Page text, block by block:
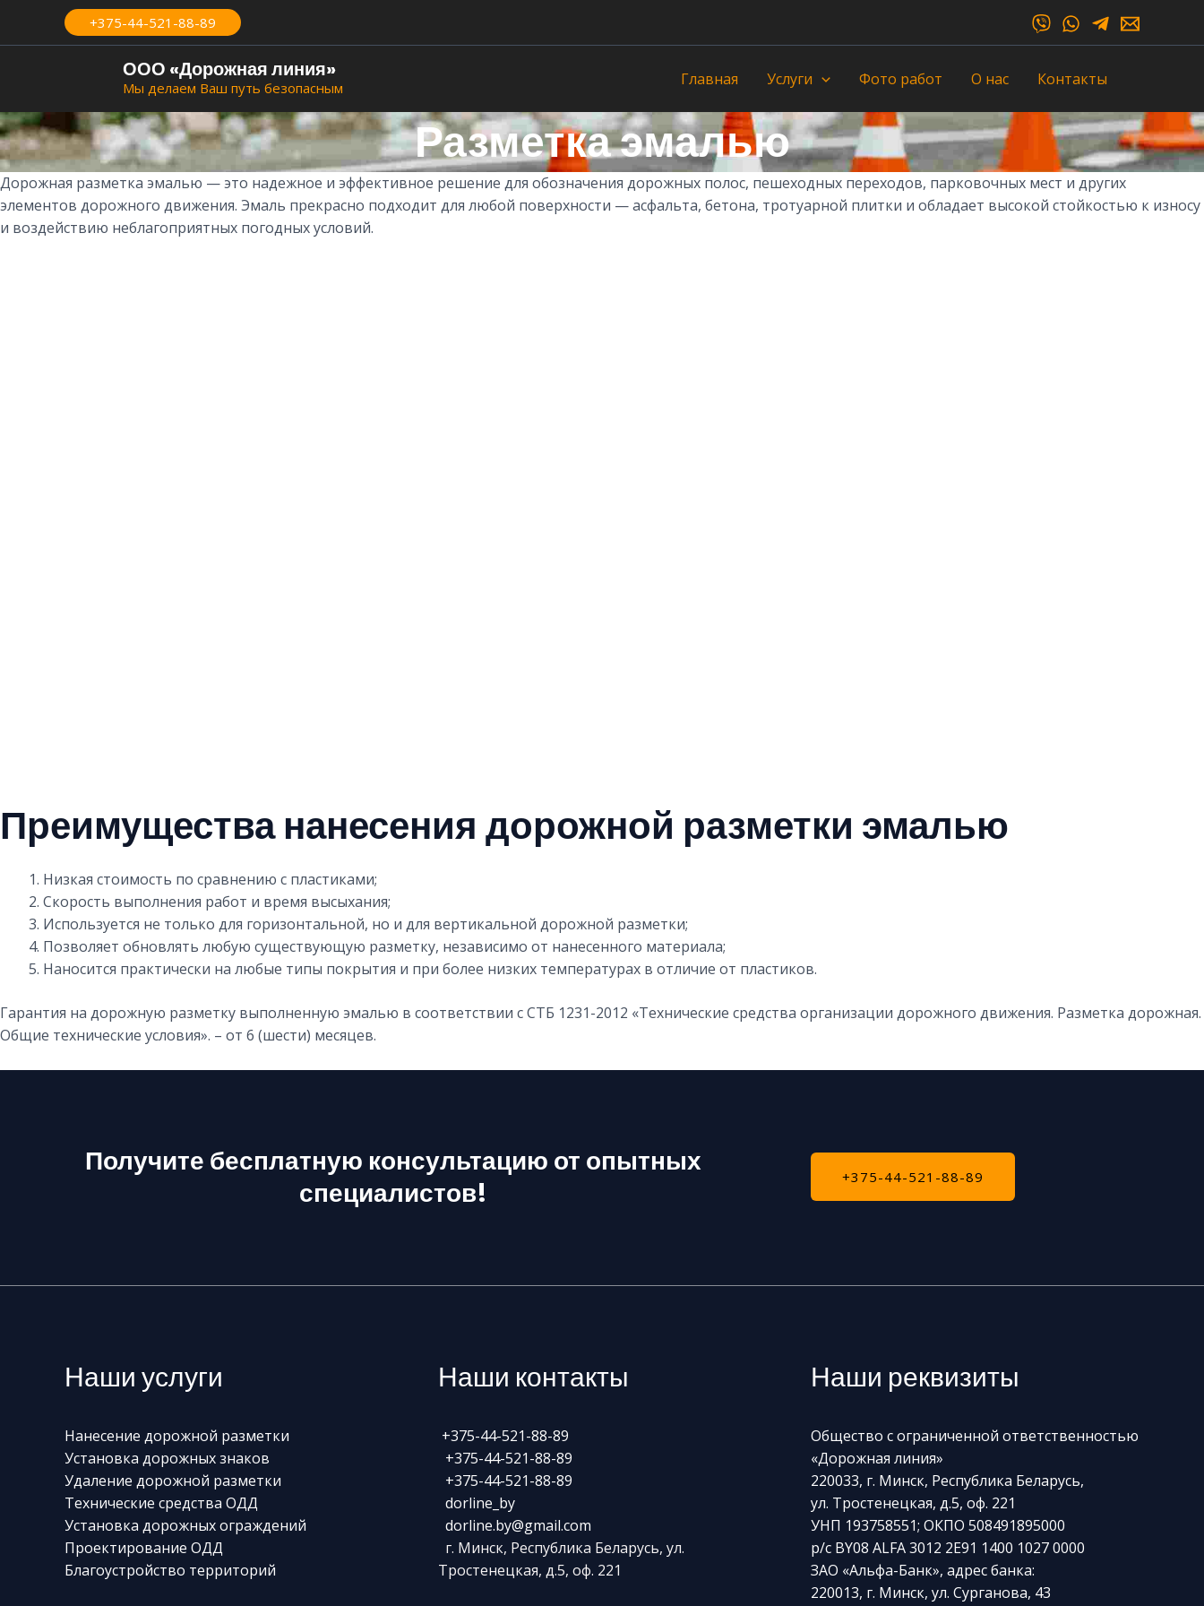
+375-44-521-88-89
ООО «Дорожная линия»
Мы делаем Ваш путь безопасным Главная Услуги Фото работ О нас Контакты
Разметка эмалью
Дорожная разметка эмалью — это надежное и эффективное решение для обозначения дорожных полос, пешеходных переходов, парковочных мест и других
элементов дорожного движения. Эмаль прекрасно подходит для любой поверхности — асфальта, бетона, тротуарной плитки и обладает высокой стойкостью к износу
и воздействию неблагоприятных погодных условий.
Преимущества нанесения дорожной разметки эмалью
Низкая стоимость по сравнению с пластиками;
Скорость выполнения работ и время высыхания;
Используется не только для горизонтальной, но и для вертикальной дорожной разметки;
Позволяет обновлять любую существующую разметку, независимо от нанесенного материала;
Наносится практически на любые типы покрытия и при более низких температурах в отличие от пластиков.
Гарантия на дорожную разметку выполненную эмалью в соответствии с СТБ 1231-2012 «Технические средства организации дорожного движения. Разметка дорожная.
Общие технические условия». – от 6 (шести) месяцев.
Получите бесплатную консультацию от опытных
специалистов!
+375-44-521-88-89
Наши услуги
Нанесение дорожной разметки
Установка дорожных знаков
Удаление дорожной разметки
Технические средства ОДД
Установка дорожных ограждений
Проектирование ОДД
Благоустройство территорий
Наши контакты
+375-44-521-88-89
+375-44-521-88-89
+375-44-521-88-89
dorline_by
dorline.by@gmail.com
г. Минск, Республика Беларусь, ул.
Тростенецкая, д.5, оф. 221
Наши реквизиты
Общество с ограниченной ответственностью
«Дорожная линия»
220033, г. Минск, Республика Беларусь,
ул. Тростенецкая, д.5, оф. 221
УНП 193758551; ОКПО 508491895000
р/с BY08 ALFA 3012 2E91 1400 1027 0000
ЗАО «Альфа-Банк», адрес банка:
220013, г. Минск, ул. Сурганова, 43